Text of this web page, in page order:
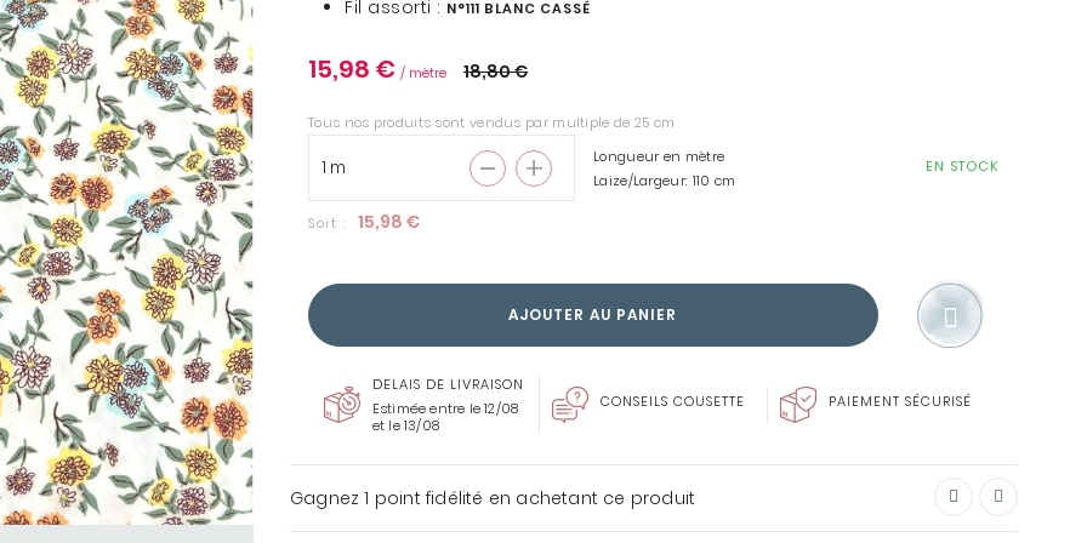
COUSETTE LOVES LIBERTY
TOUS LES TISSUS
LIBERTY
ENTOILAGES &
THERMOCOLLANTS
SOIN DU LINGE
Fil assorti : N°111 BLANC CASSÉ
15,98 € / mètre 18,80 €
Tous nos produits sont vendus par multiple de 25 cm
Longueur en mètre
Laize/Largeur: 110 cm
EN STOCK
Soit : 15,98 €
AJOUTER AU PANIER
DELAIS DE LIVRAISON
Estimée entre le 12/08
et le 13/08
CONSEILS COUSETTE PAIEMENT SÉCURISÉ
Gagnez1 point fidélité en achetant ce produit